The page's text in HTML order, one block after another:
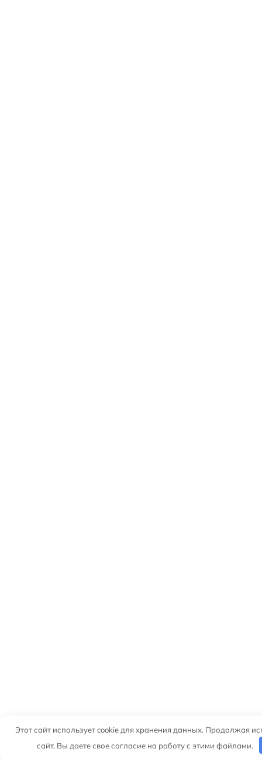
Этот сайт использует cookie для хранения данных. Продолжая
сайт, Вы даете свое согласие на работу с этими файлами.